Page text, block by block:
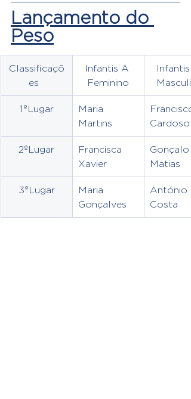
Lançamento do
Peso
Classificaçõ
es
Infantis A
Feminino
Infantis
1ºLugar
Maria
Martins
Cardoso
2ºLugar
Francisca
Xavier
Gonçalo
Matias
3ºLugar
Maria
Gonçalves
António
Costa